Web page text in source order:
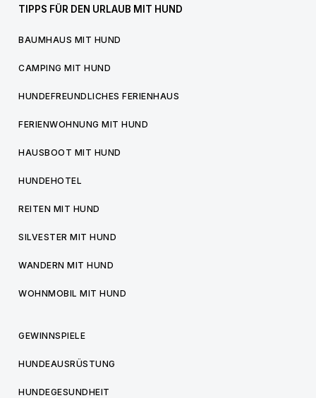
TIPPS FÜR DEN URLAUB MIT HUND
BAUMHAUS MIT HUND
CAMPING MIT HUND
HUNDEFREUNDLICHES FERIENHAUS
FERIENWOHNUNG MIT HUND
HAUSBOOT MIT HUND
HUNDEHOTEL
REITEN MIT HUND
SILVESTER MIT HUND
WANDERN MIT HUND
WOHNMOBIL MIT HUND
GEWINNSPIELE
HUNDEAUSRÜSTUNG
HUNDEGESUNDHEIT